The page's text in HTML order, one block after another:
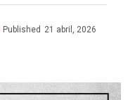
Published 21 abril, 2026